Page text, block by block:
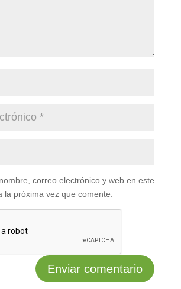
correo electrónico y web en este
la próxima vez que comente.